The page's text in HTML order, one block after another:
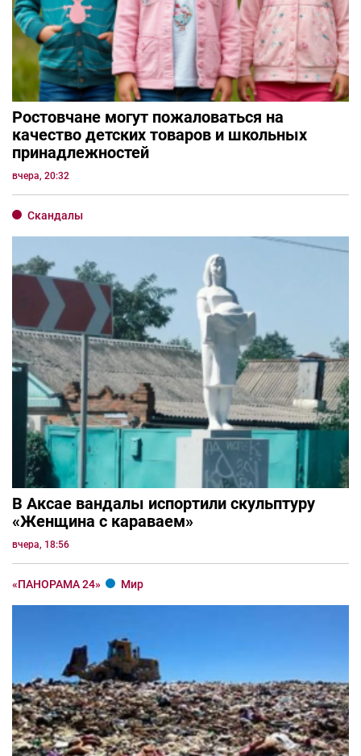
Ростовчане могут пожаловаться на
качество детских товаров и школьных
принадлежностей
вчера, 20:32
Скандалы
В Аксае вандалы испортили скульптуру
«Женщина с караваем»
вчера, 18:56
«ПАНОРАМА 24» Мир